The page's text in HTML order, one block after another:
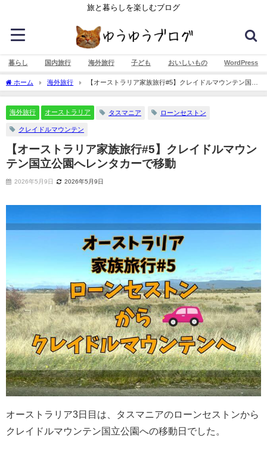
旅と暮らしを楽しむブログ
暮らし 国内旅行 海外旅行 子ども おいしいもの WordPress
ホーム 海外旅行
【オーストラリア家族旅行#5】クレイドルマウンテン国立
公園へレンタカーで移動
海外旅行 オーストラリア タスマニア ローンセストン
クレイドルマウンテン
【オーストラリア家族旅行#5】クレイドルマウン
テン国立公園へレンタカーで移動
2026年5月9日 2026年5月9日
オーストラリア3日目は、タスマニアのローンセストンから
クレイドルマウンテン国立公園への移動日でした。